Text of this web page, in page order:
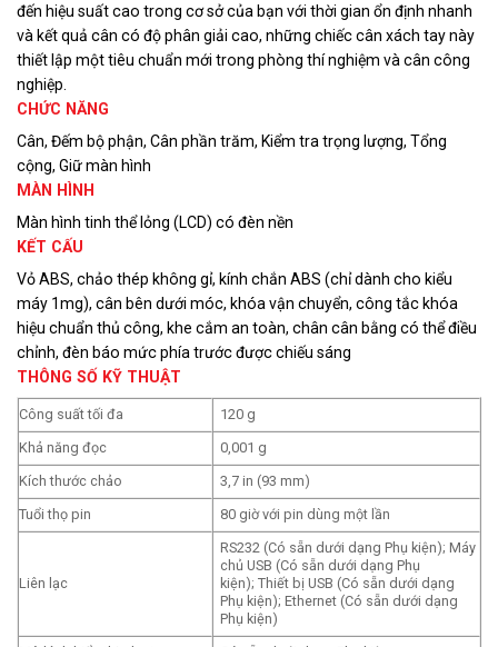
đến hiệu suất cao trong cơ sở của bạn với thời gian ổn định nhanh
và kết quả cân có độ phân giải cao, những chiếc cân xách tay này
thiết lập một tiêu chuẩn mới trong phòng thí nghiệm và cân công
nghiệp.
CHỨC NĂNG
Cân, Đếm bộ phận, Cân phần trăm, Kiểm tra trọng lượng, Tổng
cộng, Giữ màn hình
MÀN HÌNH
Màn hình tinh thể lỏng (LCD) có đèn nền
KẾT CẤU
Vỏ ABS, chảo thép không gỉ, kính chắn ABS (chỉ dành cho kiểu
máy 1mg), cân bên dưới móc, khóa vận chuyển, công tắc khóa
hiệu chuẩn thủ công, khe cắm an toàn, chân cân bằng có thể điều
chỉnh, đèn báo mức phía trước được chiếu sáng
THÔNG SỐ KỸ THUẬT
Công suất tối đa
120 g
Khả năng đọc
0,001 g
Kích thước chảo
3,7 in (93 mm)
Tuổi thọ pin
80 giờ với pin dùng một lần
Liên lạc
RS232 (Có sẵn dưới dạng Phụ kiện); Máy
chủ USB (Có sẵn dưới dạng Phụ
kiện); Thiết bị USB (Có sẵn dưới dạng
Phụ kiện); Ethernet (Có sẵn dưới dạng
Phụ kiện)